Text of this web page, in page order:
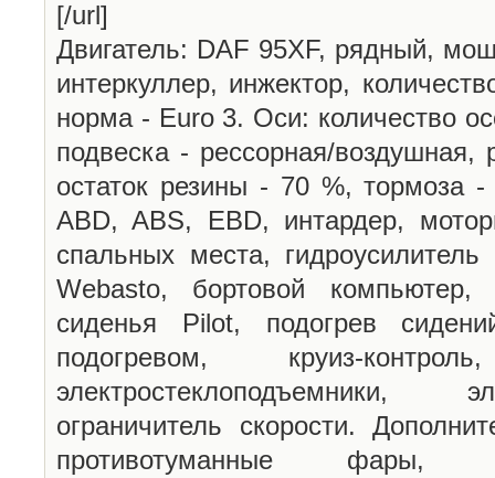
[/url]
Двигатель: DAF 95XF, рядный,
интеркуллер, инжектор,
норма - Euro 3. Оси: количество
подвеска - рессорная/
остаток резины - 70 %, тормоза
ABD, ABS, EBD, интардер,
спальных места,
Webasto, бортовой компьютер,
сиденья Pilot, подогрев
подогревом, круиз-
электростеклоподъемники,
ограничитель скорости.
противотуманные фары,